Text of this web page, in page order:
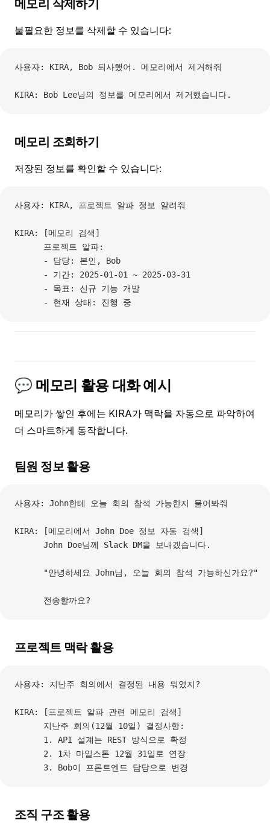
메모리 삭제하기
불필요한 정보를 삭제할 수 있습니다:
사용자: KIRA, Bob 퇴사했어. 메모리에서 제거해줘
KIRA: Bob Lee님의 정보를 메모리에서 제거했습니다.
메모리 조회하기
저장된 정보를 확인할 수 있습니다:
사용자: KIRA, 프로젝트 알파 정보 알려줘
KIRA: [메모리 검색]
      프로젝트 알파:
      - 담당: 본인, Bob
      - 기간: 2025-01-01 ~ 2025-03-31
      - 목표: 신규 기능 개발
      - 현재 상태: 진행 중
💬 메모리 활용 대화 예시
메모리가 쌓인 후에는 KIRA가 맥락을 자동으로 파악하여
더 스마트하게 동작합니다.
팀원 정보 활용
사용자: John한테 오늘 회의 참석 가능한지 물어봐줘
KIRA: [메모리에서 John Doe 정보 자동 검색]
      John Doe님께 Slack DM을 보내겠습니다.
      "안녕하세요 John님, 오늘 회의 참석 가능하신가요?"
      전송할까요?
프로젝트 맥락 활용
사용자: 지난주 회의에서 결정된 내용 뭐였지?
KIRA: [프로젝트 알파 관련 메모리 검색]
      지난주 회의(12월 10일) 결정사항:
      1. API 설계는 REST 방식으로 확정
      2. 1차 마일스톤 12월 31일로 연장
      3. Bob이 프론트엔드 담당으로 변경
조직 구조 활용